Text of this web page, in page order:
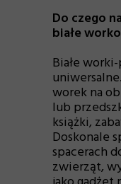
Do czego
białe
Białe
worek na
lub
książki,
Doskonale
spacerach
zwierząt,